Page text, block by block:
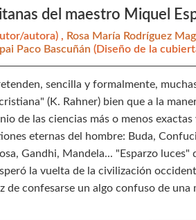
del maestro Miquel
autora) , Rosa María Rodríguez
Paco Bascuñán(Diseño de la
sencilla y formalmente,
(K. Rahner) bien que a la
de las ciencias más o menos
eternas del hombre: Buda,
Gandhi, Mandela... "Esparzo
la vuelta de la civilización
de confesarse un algo confuso de